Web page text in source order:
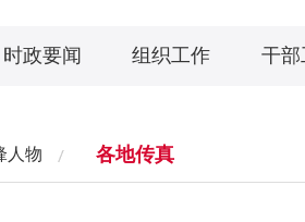
时政要闻 组织工作 干部
人物 各地传真